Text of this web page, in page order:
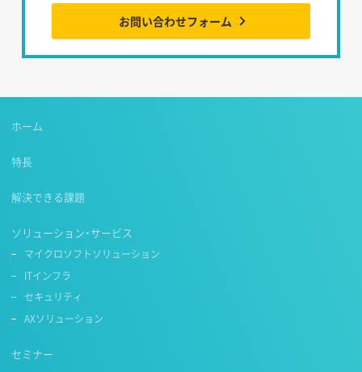
お問い合わせフォーム
ホーム
特長
解決できる課題
ソリューション・サービス
マイクロソフトソリューション
ITインフラ
セキュリティ
AXソリューション
セミナー